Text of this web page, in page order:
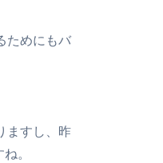
ためにもバ
ますし、昨
。